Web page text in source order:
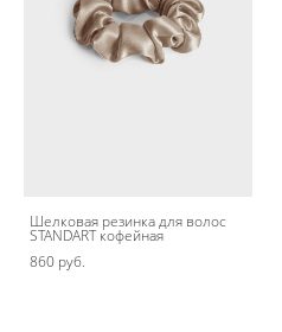
Шелковая резинка для волос
STANDART кофейная
860 pуб.